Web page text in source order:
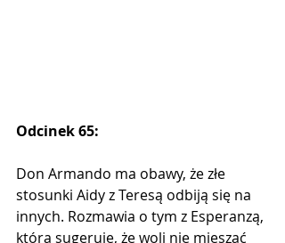
Odcinek 65:
Don Armando ma obawy, że złe
stosunki Aidy z Teresą odbiją się na
innych. Rozmawia o tym z Esperanzą,
która sugeruje, że woli nie mieszać